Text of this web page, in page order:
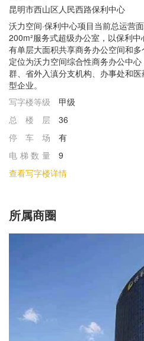
昆明市西山区人民西路保利中心
沃力空间·保利中心项目当前总运营
200m²服务式超级办公室，以保利
有单层大面积共享商务办公空间和
定位为沃力空间综合性商务办公中
群、省外入滇分支机构、办事处和
型企业。
写字楼等级
甲级
总楼层
36
停车场
有
电梯数量
9
查看写字楼详情
所属商圈